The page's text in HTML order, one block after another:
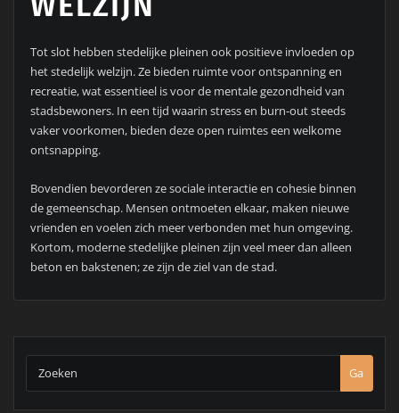
Tot slot hebben stedelijke pleinen ook positieve invloeden op
het stedelijk welzijn. Ze bieden ruimte voor ontspanning en
recreatie, wat essentieel is voor de mentale gezondheid van
stadsbewoners. In een tijd waarin stress en burn-out steeds
vaker voorkomen, bieden deze open ruimtes een welkome
ontsnapping.
Bovendien bevorderen ze sociale interactie en cohesie binnen
de gemeenschap. Mensen ontmoeten elkaar, maken nieuwe
vrienden en voelen zich meer verbonden met hun omgeving.
Kortom, moderne stedelijke pleinen zijn veel meer dan alleen
beton en bakstenen; ze zijn de ziel van de stad.
Ga